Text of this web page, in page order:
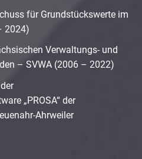
für Grundstückswerte im
2024)
Verwaltungs- und
– SVWA (2006 – 2022)
„PROSA“ der
Ahrweiler